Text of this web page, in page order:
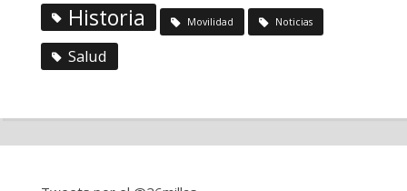
Historia Movilidad Noticias
Salud